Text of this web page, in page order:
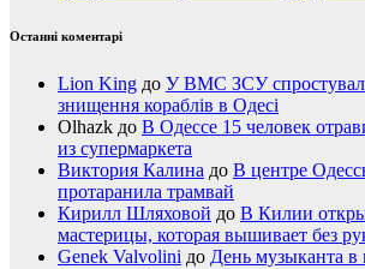
Останні коментарі
Lion King до У ВМС ЗСУ
знищення кораблів в Одесі
Olhazk до В Одессе 15 человек
из супермаркета
Виктория Калина до В центре
протаранила трамвай
Кирилл Шляховой до В Килии
мастерицы, которая вышивает без
Genek Valvolini до День музыканта в